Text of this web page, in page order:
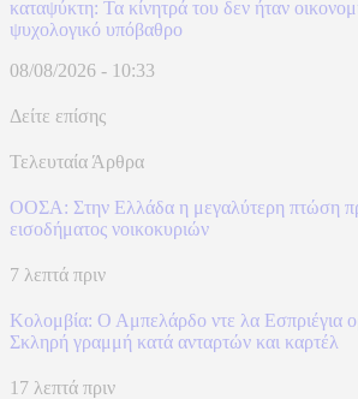
καταψύκτη: Τα κίνητρά του δεν ήταν
ψυχολογικό υπόβαθρο
08/08/2026 - 10:33
Δείτε επίσης
Τελευταία Άρθρα
ΟΟΣΑ: Στην Ελλάδα η μεγαλύτερη πτώση
εισοδήματος νοικοκυριών
7 λεπτά πριν
Κολομβία: Ο Αμπελάρδο ντε λα Εσπριέγια
Σκληρή γραμμή κατά ανταρτών και καρτέλ
17 λεπτά πριν